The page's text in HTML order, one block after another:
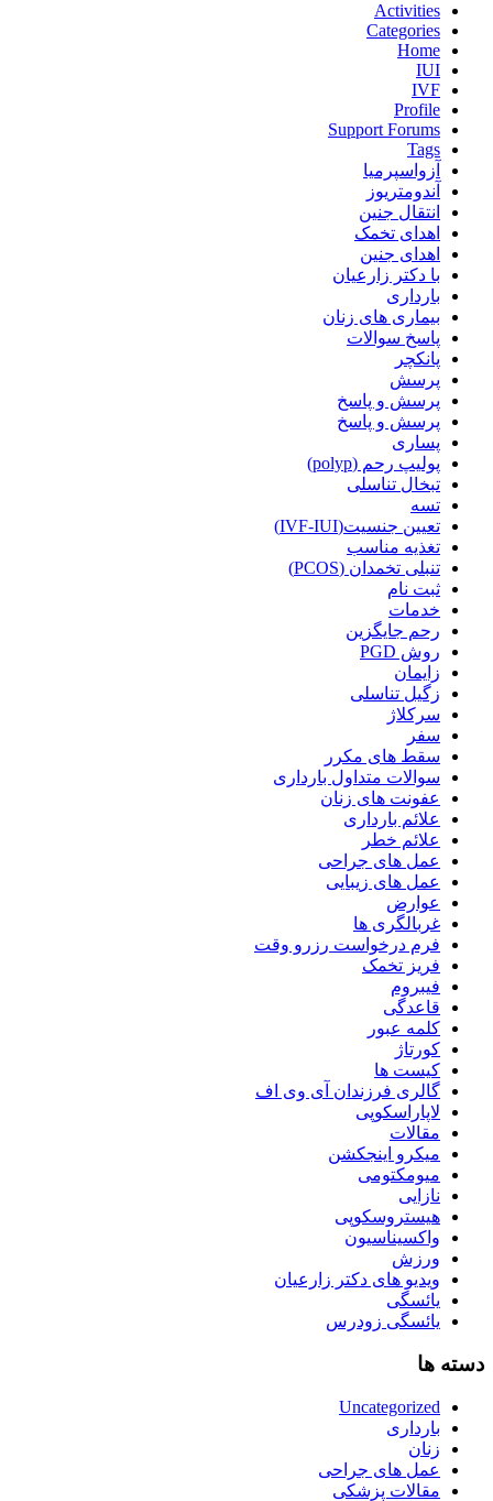
Activities
Categories
Home
IUI
IVF
Profile
Support Forums
Tags
آزواسپرمیا
آندومتریوز
انتقال جنین
اهدای تخمک
اهدای جنین
با دکتر زارعیان
بارداری
بیماری های زنان
پاسخ سوالات
پانکچر
پرسش
پرسش و پاسخ
پرسش و پاسخ
پساری
پولیپ رحم (polyp)
تبخال تناسلی
تسه
تعیین جنسیت(IVF-IUI)
تغذیه مناسب
تنبلی تخمدان (PCOS)
ثبت نام
خدمات
رحم جایگزین
روش PGD
زایمان
زگیل تناسلی
سرکلاژ
سفر
سقط های مکرر
سوالات متداول بارداری
عفونت های زنان
علائم بارداری
علائم خطر
عمل های جراحی
عمل های زیبایی
عوارض
غربالگری ها
فرم درخواست رزرو وقت
فریز تخمک
فیبروم
قاعدگی
کلمه عبور
کورتاژ
کیست ها
گالری فرزندان آی وی اف
لاپاراسکوپی
مقالات
میکرو اینجکشن
میومکتومی
نازایی
هیستروسکوپی
واکسیناسیون
ورزش
ویدیو های دکتر زارعیان
یائسگی
یائسگی زودرس
دسته ها
Uncategorized
بارداری
زنان
عمل های جراحی
مقالات پزشکی